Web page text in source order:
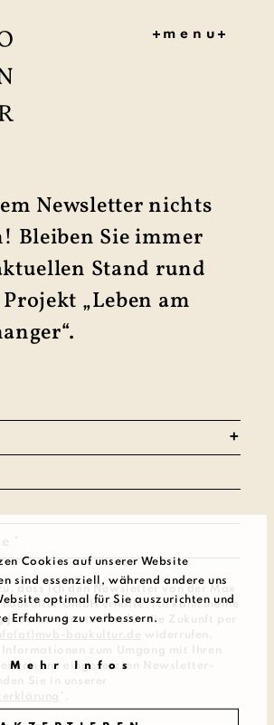
Cookies auf unserer Website
sind essenziell, während andere uns
optimal für Sie auszurichten und
Erfahrung zu verbessern.
Mehr Infos
menu
AKTUELL
NTE
PROJEKT
TEAM
Newsletter nichts
Bleiben Sie immer
Stand rund
„Leben am
dass ich den Newsletter von der Max
GmbH erhalte. Ich kann meine
jederzeit kostenfrei für die Zukunft per
baukultur.de widerrufen.
zum Umgang mit Ihren
von uns eingesetzten Newsletter-
Sie in unserer